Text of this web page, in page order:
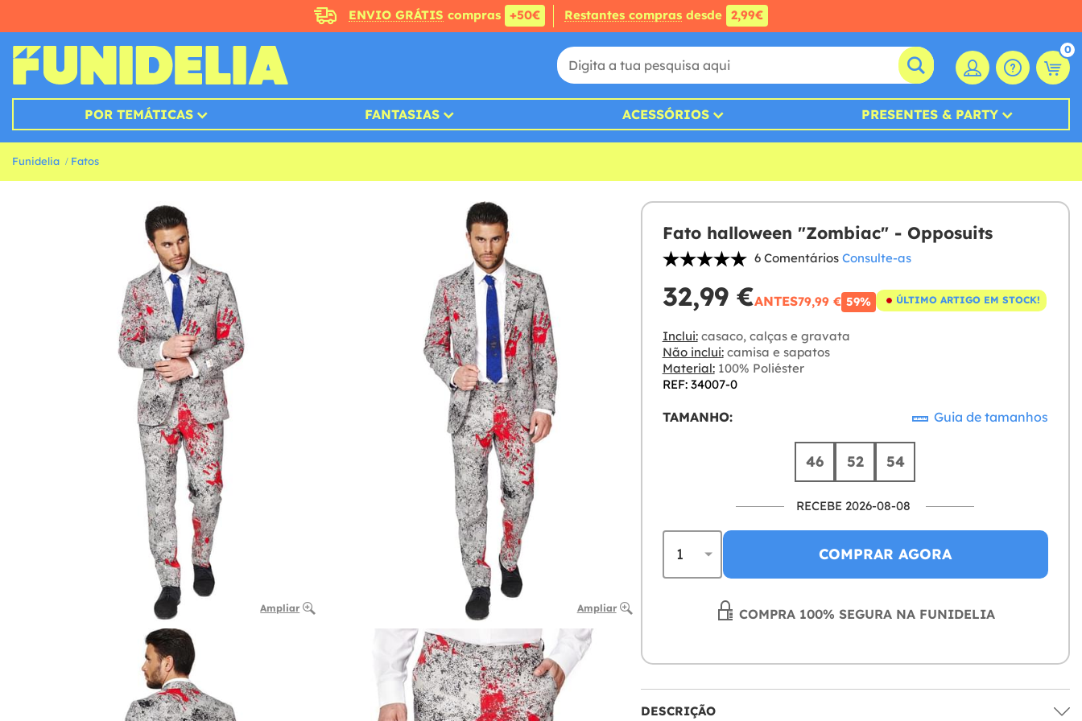
ENVIO GRÁTIS compras +50€ Restantes compras desde 2,99€
0
POR TEMÁTICAS FANTASIAS ACESSÓRIOS PRESENTES & PARTY
Funidelia Fatos
Ampliar Ampliar
Fato halloween "Zombiac" - Opposuits
6 Comentários Consulte-as
32,99 €ANTES79,99 € 59% ÚLTIMO ARTIGO EM STOCK!
Inclui:casaco, calças e gravata
Não inclui:camisa e sapatos
Material:100% Poliéster
REF: 34007-0
TAMANHO: Guia de tamanhos
46 52 54
RECEBE 2026-08-08
COMPRAR AGORA
COMPRA 100% SEGURA NA FUNIDELIA
DESCRIÇÃO